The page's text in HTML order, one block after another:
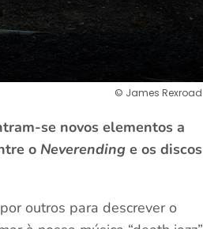
© James Rexroad
se novos elementos a
o Neverending e os discos
outros para descrever o